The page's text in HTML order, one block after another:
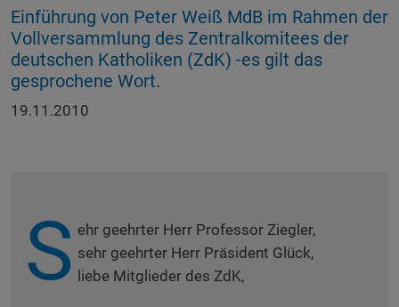
Einführung von Peter Weiß MdB im Rahmen der
Vollversammlung des Zentralkomitees der
deutschen Katholiken (ZdK) -es gilt das
gesprochene Wort.
19.11.2010
S ehr geehrter Herr Professor Ziegler,
sehr geehrter Herr Präsident Glück,
liebe Mitglieder des ZdK,